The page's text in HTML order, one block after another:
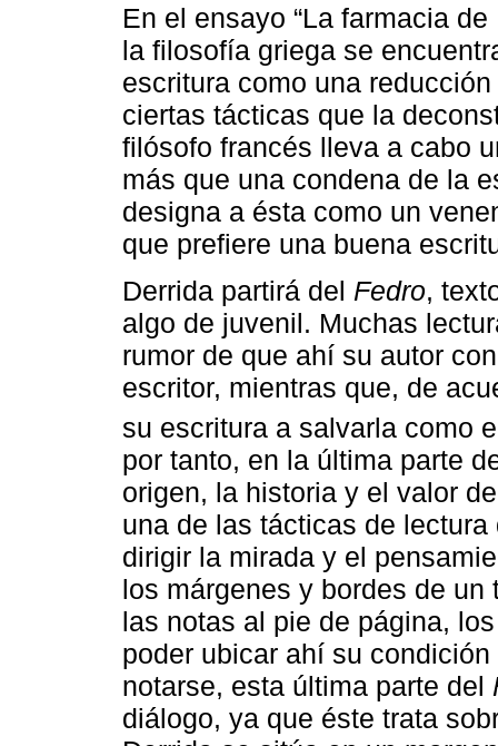
En el ensayo “La farmacia de
la filosofía griega se
escritura como una
ciertas tácticas que la
filósofo francés lleva a cabo
más que una condena de la
designa a ésta como un
que prefiere una buena
Derrida partirá del Fedro,
algo de juvenil. Muchas
rumor de que ahí su autor
escritor, mientras que, de
su escritura a salvarla como
por tanto, en la última parte
origen, la historia y el valor
una de las tácticas de
dirigir la mirada y el
los márgenes y bordes de
las notas al pie de página,
poder ubicar ahí su
notarse, esta última parte del
diálogo, ya que éste trata